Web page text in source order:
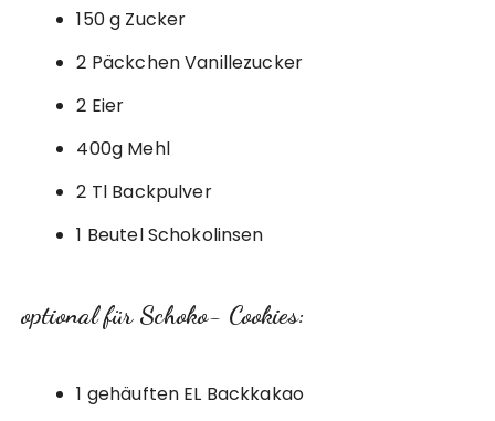
150 g Zucker
2 Päckchen Vanillezucker
2 Eier
400g Mehl
2 Tl Backpulver
1 Beutel Schokolinsen
optional für Schoko- Cookies:
1 gehäuften EL Backkakao